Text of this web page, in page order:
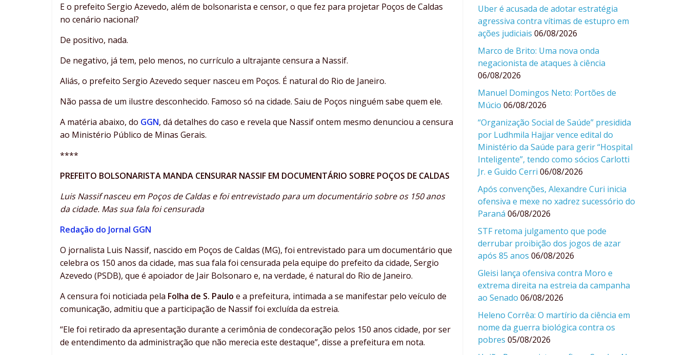
E o prefeito Sergio Azevedo, além de bolsonarista e censor, o que fez para projetar Poços de Caldas
no cenário nacional?
De positivo, nada.
De negativo, já tem, pelo menos, no currículo a ultrajante censura a Nassif.
Aliás, o prefeito Sergio Azevedo sequer nasceu em Poços. É natural do Rio de Janeiro.
Não passa de um ilustre desconhecido. Famoso só na cidade. Saiu de Poços ninguém sabe quem ele.
A matéria abaixo, do GGN, dá detalhes do caso e revela que Nassif ontem mesmo denunciou a censura
ao Ministério Público de Minas Gerais.
****
PREFEITO BOLSONARISTA MANDA CENSURAR NASSIF EM DOCUMENTÁRIO SOBRE POÇOS DE CALDAS
Luis Nassif nasceu em Poços de Caldas e foi entrevistado para um documentário sobre os 150 anos
da cidade. Mas sua fala foi censurada
Redação do Jornal GGN
O jornalista Luis Nassif, nascido em Poços de Caldas (MG), foi entrevistado para um documentário que
celebra os 150 anos da cidade, mas sua fala foi censurada pela equipe do prefeito da cidade, Sergio
Azevedo (PSDB), que é apoiador de Jair Bolsonaro e, na verdade, é natural do Rio de Janeiro.
A censura foi noticiada pela Folha de S. Paulo e a prefeitura, intimada a se manifestar pelo veículo de
comunicação, admitiu que a participação de Nassif foi excluída da estreia.
“Ele foi retirado da apresentação durante a cerimônia de condecoração pelos 150 anos cidade, por ser
de entendimento da administração que não merecia este destaque”, disse a prefeitura em nota.
Uber é acusada de adotar estratégia
agressiva contra vítimas de estupro em
ações judiciais 06/08/2026
Marco de Brito: Uma nova onda
negacionista de ataques à ciência
06/08/2026
Manuel Domingos Neto: Portões de
Múcio 06/08/2026
“Organização Social de Saúde” presidida
por Ludhmila Hajjar vence edital do
Ministério da Saúde para gerir “Hospital
Inteligente”, tendo como sócios Carlotti
Jr. e Guido Cerri 06/08/2026
Após convenções, Alexandre Curi inicia
ofensiva e mexe no xadrez sucessório do
Paraná 06/08/2026
STF retoma julgamento que pode
derrubar proibição dos jogos de azar
após 85 anos 06/08/2026
Gleisi lança ofensiva contra Moro e
extrema direita na estreia da campanha
ao Senado 06/08/2026
Heleno Corrêa: O martírio da ciência em
nome da guerra biológica contra os
pobres 05/08/2026